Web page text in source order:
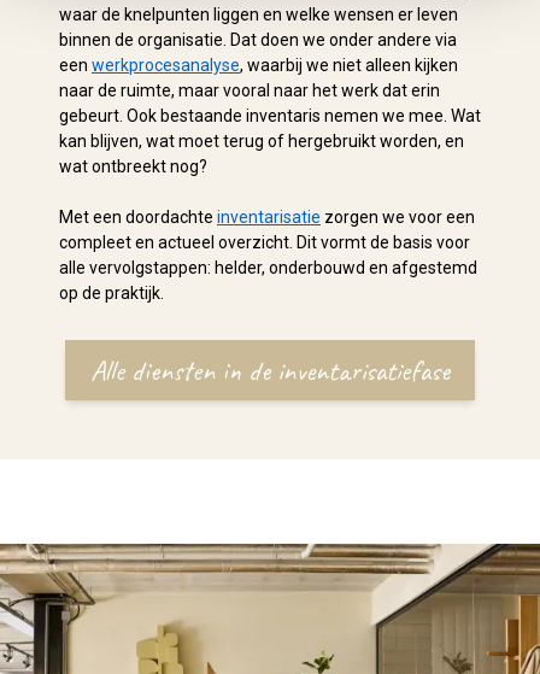
waar de knelpunten liggen en welke wensen er leven
binnen de organisatie. Dat doen we onder andere via
een werkprocesanalyse, waarbij we niet alleen kijken
naar de ruimte, maar vooral naar het werk dat erin
gebeurt. Ook bestaande inventaris nemen we mee. Wat
kan blijven, wat moet terug of hergebruikt worden, en
wat ontbreekt nog?
Met een doordachte inventarisatie zorgen we voor een
compleet en actueel overzicht. Dit vormt de basis voor
alle vervolgstappen: helder, onderbouwd en afgestemd
op de praktijk.
Alle diensten in de inventarisatiefase